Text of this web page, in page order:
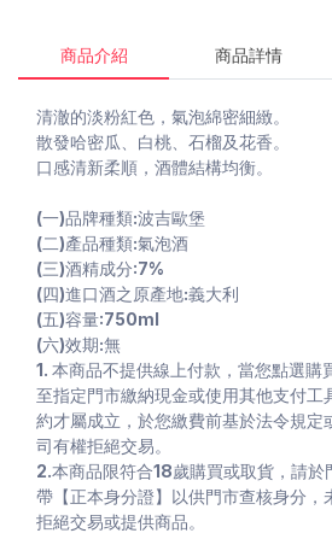
商品介紹 商品詳情
清澈的淡粉紅色，氣泡綿密細緻。
散發哈密瓜、白桃、石榴及花香。
口感清新柔順，酒體結構均衡。
(一)品牌種類:波吉歐堡
(二)產品種類:氣泡酒
(三)酒精成分:7%
(四)進口酒之原產地:義大利
(五)容量:750ml
(六)效期:無
1. 本商品不提供線上付款，當您點選購
至指定門市繳納現金或使用其他支付工
約才屬成立，於您繳費前基於法令規定
司有權拒絕交易。
2.本商品限符合18歲購買或取貨，請於
帶【正本身分證】以供門市查核身分，
拒絕交易或提供商品。